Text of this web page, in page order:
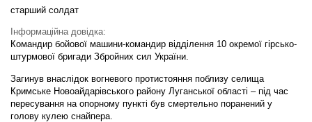
старший солдат
Інформаційна довідка:
Командир бойової машини-командир відділення 10 окремої гірсько-
штурмової бригади Збройних сил України.
Загинув внаслідок вогневого протистояння поблизу селища
Кримське Новоайдарівського району Луганської області – під час
пересування на опорному пункті був смертельно поранений у
голову кулею снайпера.